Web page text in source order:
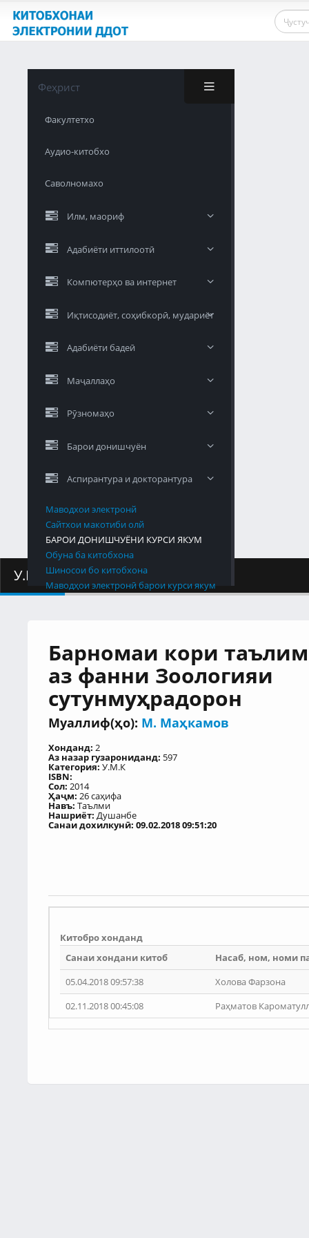
Феҳрист
Факултетхо
Аудио-китобхо
Саволномахо
Илм, маориф
Адабиёти иттилоотӣ
Компютерҳо ва интернет
Иқтисодиёт, соҳибкорӣ, мудариёт
Адабиёти бадеӣ
Маҷаллаҳо
Рӯзномаҳо
Барои донишчуён
Аспирантура и докторантура
Маводхои электронй
Сайтхои макотиби олй
БАРОИ ДОНИШЧУЁНИ КУРСИ ЯКУМ
Обуна ба китобхона
Шиносои бо китобхона
Маводҳои электронӣ барои курси якум
У.М.К
Барномаи кори таълим
аз фанни Зоологияи
сутунмуҳрадорон
Муаллиф(ҳо): М. Маҳкамов
Хонданд: 2
Аз назар гузарониданд: 597
Категория: У.М.К
ISBN:
Сол: 2014
Ҳаҷм: 26 саҳифа
Навъ: Таълми
Нашриёт: Душанбе
Санаи дохилкунӣ: 09.02.2018 09:51:20
Китобро хонданд
Санаи хондани китоб
Насаб, ном, номи
05.04.2018 09:57:38
Холова Фарзона
02.11.2018 00:45:08
Раҳматов